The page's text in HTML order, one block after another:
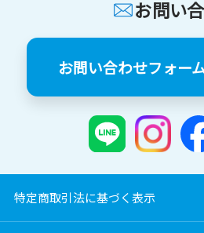
お問い
お問い合わせフォー
特定商取引法に基づく表示